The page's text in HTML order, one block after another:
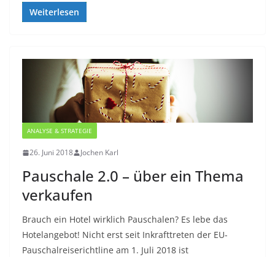
Weiterlesen
ANALYSE & STRATEGIE
26. Juni 2018 Jochen Karl
Pauschale 2.0 – über ein Thema
verkaufen
Brauch ein Hotel wirklich Pauschalen? Es lebe das
Hotelangebot! Nicht erst seit Inkrafttreten der EU-
Pauschalreiserichtline am 1. Juli 2018 ist